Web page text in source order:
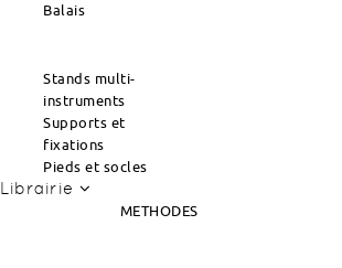
Balais
Stands multi-
instruments
Supports et
fixations
Pieds et socles
Librairie
METHODES